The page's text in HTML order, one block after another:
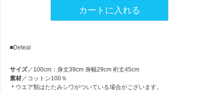
カートに入れる
■Deteal
サイズ／100cm：身丈39cm 身幅29cm 裄丈45cm
素材／コットン100％
＊ウエア類はたたみシワがついている場合がございます。